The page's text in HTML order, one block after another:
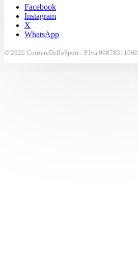
Facebook
Instagram
X
WhatsApp
© 2026 CorriereDelloSport - P.Iva 00878311000